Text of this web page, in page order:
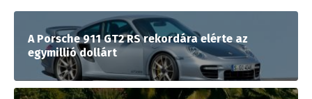
A Porsche 911 GT2 RS rekordára elérte az
egymillió dollárt